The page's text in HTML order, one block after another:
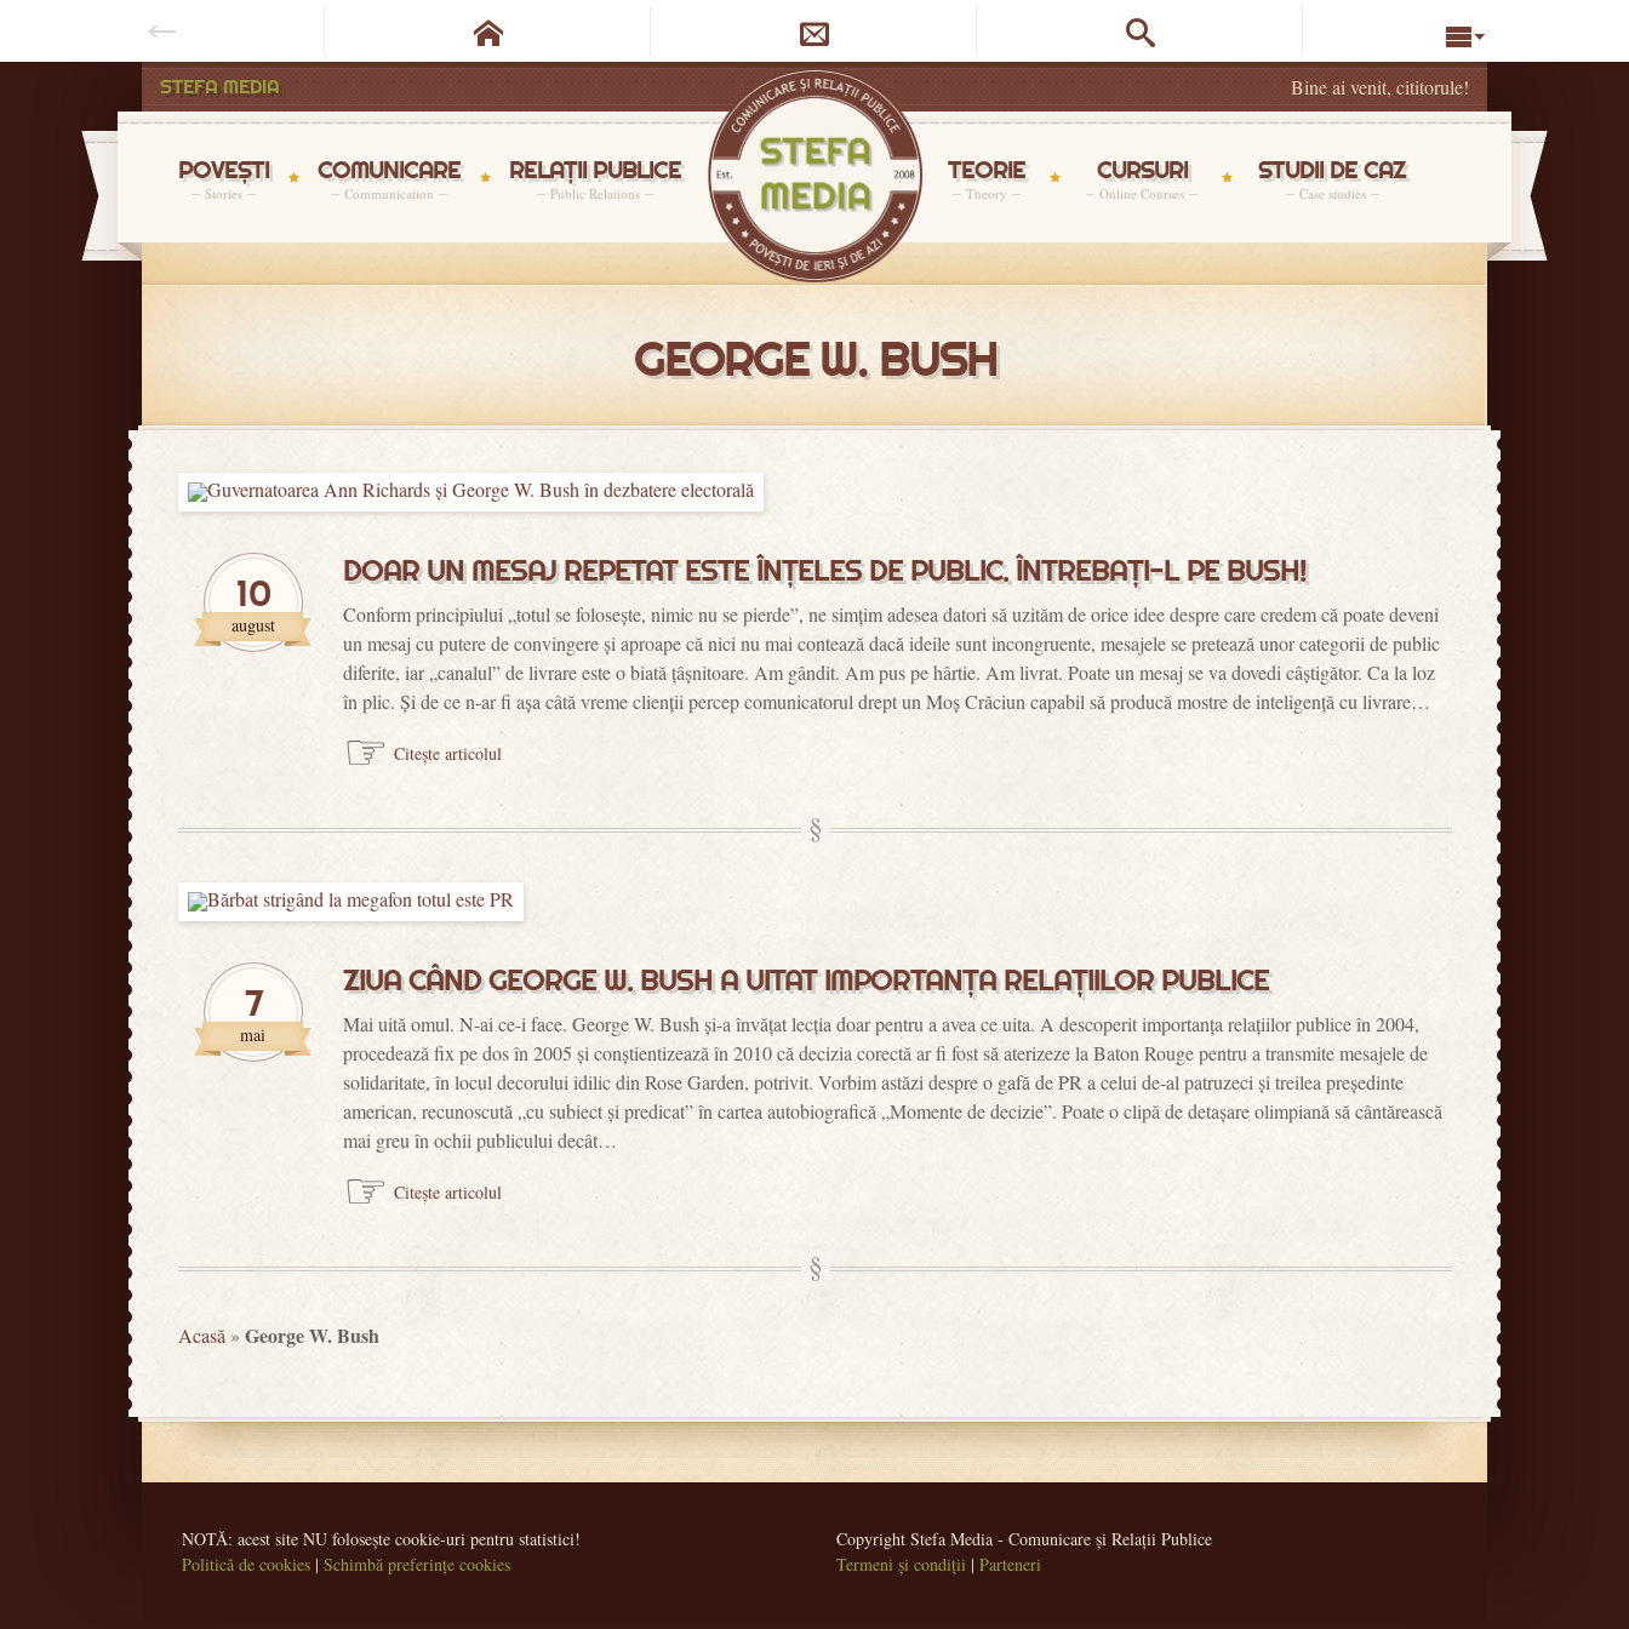
STEFA MEDIA Bine ai venit, cititorule!
POVEȘTI
Stories
COMUNICARE
Communication
RELAȚII PUBLICE
Public Relations
TEORIE
Theory
CURSURI
Online Courses
STUDII DE CAZ
Case studies
GEORGE W. BUSH
10
august
DOAR UN MESAJ REPETAT ESTE ÎNȚELES DE PUBLIC. ÎNTREBAȚI-L PE BUSH!
Conform principiului „totul se folosește, nimic nu se pierde”, ne simțim adesea datori să uzităm de orice idee despre care credem că poate deveni
un mesaj cu putere de convingere și aproape că nici nu mai contează dacă ideile sunt incongruente, mesajele se pretează unor categorii de public
diferite, iar „canalul” de livrare este o biată țâșnitoare. Am gândit. Am pus pe hârtie. Am livrat. Poate un mesaj se va dovedi câștigător. Ca la loz
în plic. Și de ce n-ar fi așa câtă vreme clienții percep comunicatorul drept un Moș Crăciun capabil să producă mostre de inteligență cu livrare…
☞ Citește articolul
7
mai
ZIUA CÂND GEORGE W. BUSH A UITAT IMPORTANȚA RELAȚIILOR PUBLICE
Mai uită omul. N-ai ce-i face. George W. Bush și-a învățat lecția doar pentru a avea ce uita. A descoperit importanța relațiilor publice în 2004,
procedează fix pe dos în 2005 și conștientizează în 2010 că decizia corectă ar fi fost să aterizeze la Baton Rouge pentru a transmite mesajele de
solidaritate, în locul decorului idilic din Rose Garden, potrivit. Vorbim astăzi despre o gafă de PR a celui de-al patruzeci și treilea președinte
american, recunoscută „cu subiect și predicat” în cartea autobiografică „Momente de decizie”. Poate o clipă de detașare olimpiană să cântărească
mai greu în ochii publicului decât…
☞ Citește articolul
Acasă » George W. Bush
NOTĂ: acest site NU folosește cookie-uri pentru statistici!
Politică de cookies | Schimbă preferințe cookies
Copyright Stefa Media - Comunicare și Relații Publice
Termeni și condiții | Parteneri
   